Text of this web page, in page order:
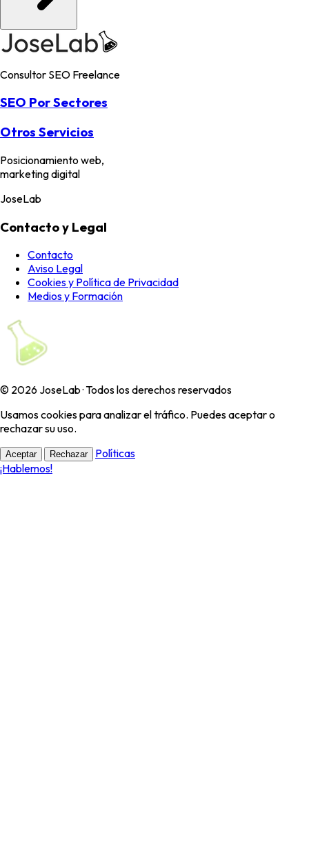
Consultor SEO Freelance
SEO Por Sectores
Otros Servicios
Posicionamiento web,
marketing digital
JoseLab
Contacto y Legal
Contacto
Aviso Legal
Cookies y Política de Privacidad
Medios y Formación
© 2026 JoseLab · Todos los derechos reservados
Usamos cookies para analizar el tráfico. Puedes aceptar o
rechazar su uso.
Aceptar Rechazar
Políticas
¡Hablemos!